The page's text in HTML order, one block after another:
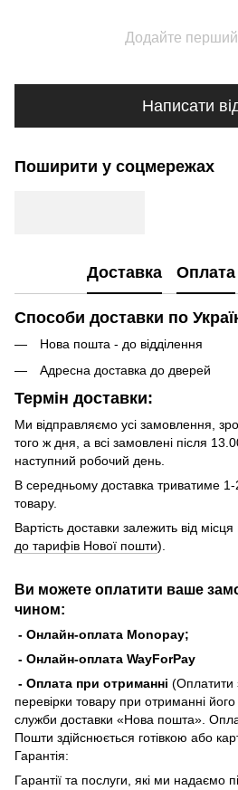
Додайте перший
Написати
Поширити у соцмережах
Доставка Оплата
Способи доставки по
Нова пошта - до відділення
Адресна доставка до дверей
Термін доставки:
Ми відправляємо усі замовлення,
того ж дня, а всі замовлені після
наступний робочий день.
В середньому доставка триватиме 1-
товару.
Вартість доставки залежить від
до тарифів Нової пошти).
Ви можете оплатити ваше
чином:
- Онлайн-оплата Monopay;
- Онлайн-оплата WayForPay
- Оплата при отриманні (Оплатити
перевірки товару при отриманні його
служби доставки «Нова пошта».
Пошти здійснюється готівкою або
Гарантія:
Гарантії та послуги, які ми надаємо